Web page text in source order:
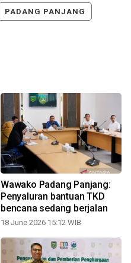
PADANG PANJANG
Wawako Padang Panjang:
Penyaluran bantuan TKD
bencana sedang berjalan
18 June 2026 15:12 WIB